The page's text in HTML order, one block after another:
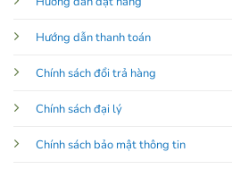
Hướng dẫn thanh toán
Chính sách đổi trả hàng
Chính sách đại lý
Chính sách bảo mật thông tin